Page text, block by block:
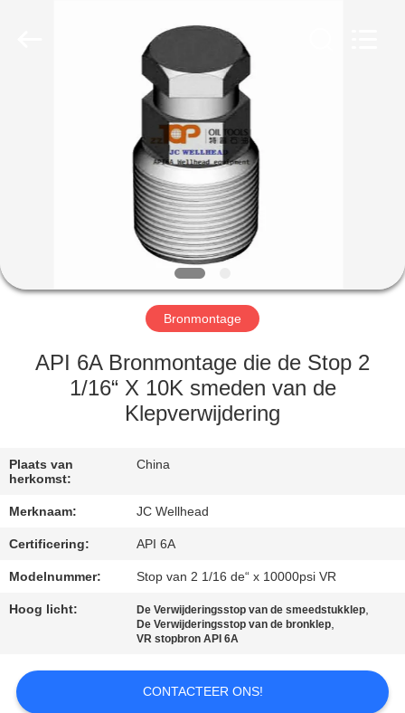
PRODUCTEN
ONGEVEER
FABRIEKSREIS
KWALITEITSCONTROLE
CONTACTEER
GEVALLEN
SITEMAP
PRIVACY
POLICY
Bronmontage
API 6A Bronmontage die de Stop 2
1/16“ X 10K smeden van de
Klepverwijdering
Plaats van
herkomst:
China
Merknaam: JC Wellhead
Certificering: API 6A
Modelnummer: Stop van 2 1/16 de“ x 10000psi VR
Hoog licht: De Verwijderingsstop van de smeedstukklep,
De Verwijderingsstop van de bronklep,
VR stopbron API 6A
CONTACTEER ONS!